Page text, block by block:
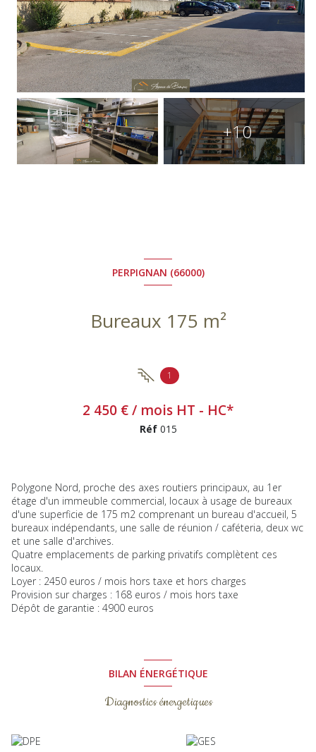
+10
PERPIGNAN (66000)
Bureaux 175 m²
1
2 450 € / mois HT - HC*
Réf 015
Polygone Nord, proche des axes routiers principaux, au 1er
étage d'un immeuble commercial, locaux à usage de bureaux
d'une superficie de 175 m2 comprenant un bureau d'accueil, 5
bureaux indépendants, une salle de réunion / caféteria, deux wc
et une salle d'archives.
Quatre emplacements de parking privatifs complètent ces
locaux.
Loyer : 2450 euros / mois hors taxe et hors charges
Provision sur charges : 168 euros / mois hors taxe
Dépôt de garantie : 4900 euros
BILAN ÉNERGÉTIQUE
Diagnostics énergetiques